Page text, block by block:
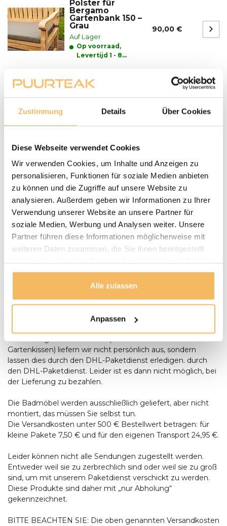
Zustimmung Details Über Cookies
Diese Webseite verwendet Cookies
Wir verwenden Cookies, um Inhalte und Anzeigen zu
personalisieren, Funktionen für soziale Medien anbieten
zu können und die Zugriffe auf unsere Website zu
analysieren. Außerdem geben wir Informationen zu Ihrer
Verwendung unserer Website an unsere Partner für
soziale Medien, Werbung und Analysen weiter. Unsere
Partner führen diese Informationen möglicherweise mit
weiteren Daten zusammen, die Sie ihnen bereitgestellt
gesammelt haben.
Alle zulassen
Anpassen
Polster für
Bergamo
Gartenbank 150 –
Grau
Auf Lager
Op voorraad,
Levertijd 1 - 8
90,00 €
We helpen je graag bij het maken van de juiste keuze
voor jouw inrichting.
Neem contact op
Lieferung und Abholung
LIEFERN:
Puurteak.de hat einen eigenen Lieferservice und liefert die
Möbel nach Absprache zu Ihnen nach Hause. Wir werden
Wir setzen uns mit Ihnen in Verbindung und vereinbaren
mit Ihnen einen Termin für die Lieferung. Unsere
Gartenmöbel werden bei Bedarf von unserem Fahrer
montiert und aufgestellt. Anlieferungen erfolgen nur
ebenerdig. Bei der Lieferung eines Baumstamm-Tisches
sollte zum Zeitpunkt der Lieferung zusätzliche Hilfe
Bestellungen ab € 500,- werden kostenlos geliefert. Sie
können bei der Lieferung mit einem Stift oder in bar
machen, bei der Lieferung zu bezahlen, können Sie auch
per Banküberweisung oder in unserem Ausstellungsraum
Gartenkissen) liefern wir nicht persönlich aus, sondern
lassen dies durch den DHL-Paketdienst erledigen. durch
den DHL-Paketdienst. Leider ist es dann nicht möglich, bei
der Lieferung zu bezahlen.
Die Badmöbel werden ausschließlich geliefert, aber nicht
montiert, das müssen Sie selbst tun.
Die Versandkosten unter 500 € Bestellwert betragen: für
kleine Pakete 7,50 € und für den eigenen Transport 24,95 €.
Leider können nicht alle Sendungen zugestellt werden.
Entweder weil sie zu zerbrechlich sind oder weil sie zu groß
sind, um mit unserem Paketdienst verschickt zu werden.
Diese Produkte sind daher mit „nur Abholung“
gekennzeichnet.
BITTE BEACHTEN SIE: Die oben genannten Versandkosten